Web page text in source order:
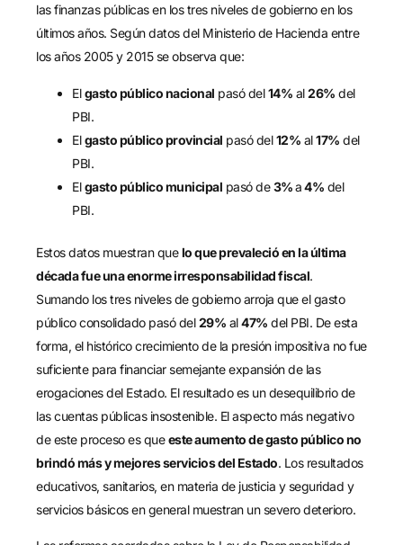
las finanzas públicas en los tres niveles de gobierno en los
últimos años. Según datos del Ministerio de Hacienda entre
los años 2005 y 2015 se observa que:
Elgasto público nacional pasó del14% al26% del
PBI.
Elgasto público provincial pasó del12% al17% del
PBI.
Elgasto público municipal pasó de3%a4% del
PBI.
Estos datos muestran quelo que prevaleció en la última
década fue una enorme irresponsabilidad fiscal.
Sumando los tres niveles de gobierno arroja que el gasto
público consolidado pasó del29% al47% del PBI. De esta
forma, el histórico crecimiento de la presión impositiva no fue
suficiente para financiar semejante expansión de las
erogaciones del Estado. El resultado es un desequilibrio de
las cuentas públicas insostenible. El aspecto más negativo
de este proceso es queeste aumento de gasto público no
brindó más y mejores servicios del Estado. Los resultados
educativos, sanitarios, en materia de justicia y seguridad y
servicios básicos en general muestran un severo deterioro.